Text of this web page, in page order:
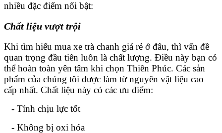
nhiều đặc điểm nổi bật:
Chất liệu vượt trội
Khi tìm hiểu mua xe trà chanh giá rẻ ở đâu, thì vấn đề
quan trọng đầu tiên luôn là chất lượng. Điều này bạn có
thể hoàn toàn yên tâm khi chọn Thiên Phúc. Các sản
phẩm của chúng tôi được làm từ nguyên vật liệu cao
cấp nhất. Chất liệu này có các ưu điểm:
- Tính chịu lực tốt
- Không bị oxi hóa